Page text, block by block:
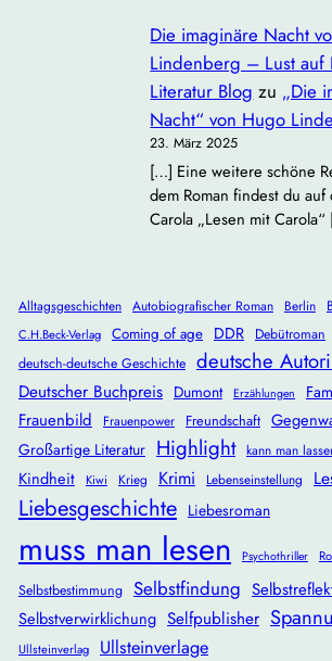
Die imaginäre Nacht
Lindenberg – Lust auf
Literatur Blog zu „Die
Nacht“ von Hugo
23. März 2025
[…] Eine weitere schöne
dem Roman findest du auf
Carola „Lesen mit
Alltagsgeschichten Autobiografischer Roman Berlin
C.H.Beck-Verlag Coming of age DDR
Debütroman
deutsch-deutsche Geschichte deutsche
Deutscher Buchpreis Dumont Erzählungen
Frauenbild Frauenpower Freundschaft
Großartige Literatur Highlight kann man
Kindheit Kiwi Krieg Krimi Lebenseinstellung
Liebesgeschichte Liebesroman
muss man lesen Psychothriller
Selbstbestimmung Selbstfindung
Selbstverwirklichung Selfpublisher
Ullsteinverlag Ullsteinverlage